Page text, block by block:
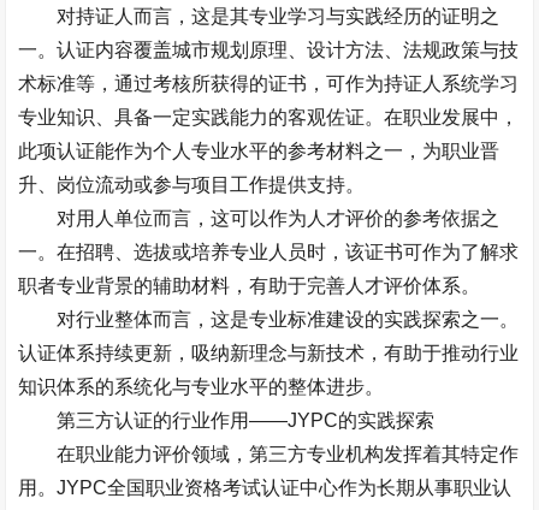
对持证人而言，这是其专业学习与实践经历的证明之
一。认证内容覆盖城市规划原理、设计方法、法规政策与技
术标准等，通过考核所获得的证书，可作为持证人系统学习
专业知识、具备一定实践能力的客观佐证。在职业发展中，
此项认证能作为个人专业水平的参考材料之一，为职业晋
升、岗位流动或参与项目工作提供支持。
对用人单位而言，这可以作为人才评价的参考依据之
一。在招聘、选拔或培养专业人员时，该证书可作为了解求
职者专业背景的辅助材料，有助于完善人才评价体系。
对行业整体而言，这是专业标准建设的实践探索之一。
认证体系持续更新，吸纳新理念与新技术，有助于推动行业
知识体系的系统化与专业水平的整体进步。
第三方认证的行业作用——JYPC的实践探索
在职业能力评价领域，第三方专业机构发挥着其特定作
用。JYPC全国职业资格考试认证中心作为长期从事职业认